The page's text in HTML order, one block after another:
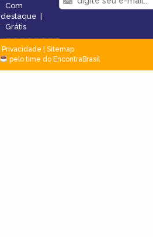
Com
destaque |
Grátis
Privacidade
Sitemap
pelo time do EncontraBrasil